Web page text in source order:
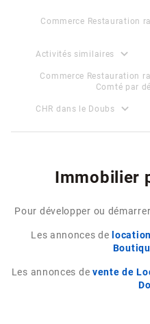
Commerce Restauration
Activités similaires expand_more
Commerce Restauration
Comté par
CHR dans le Doubs expand_more
Immobilier
Pour développer ou
Les annonces de
Les annonces de vente de